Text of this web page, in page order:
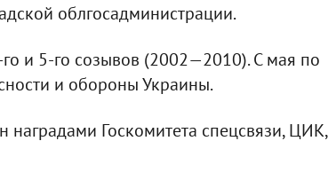
облгосадминистрации.
го и 5-го созывов (2002—2010). С мая по
и обороны Украины.
наградами Госкомитета спецсвязи, ЦИК,